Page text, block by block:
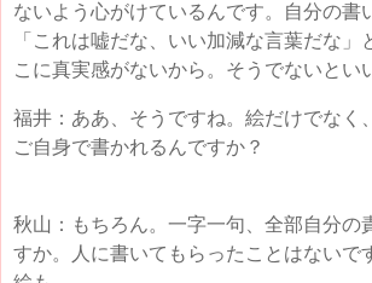
ないよう心がけているんです。自分の
「これは嘘だな、いい加減な言葉だな
こに真実感がないから。そうでないとい
福井：ああ、そうですね。絵だけでなく
ご自身で書かれるんですか？
秋山：もちろん。一字一句、全部自分の
すか。人に書いてもらったことはないで